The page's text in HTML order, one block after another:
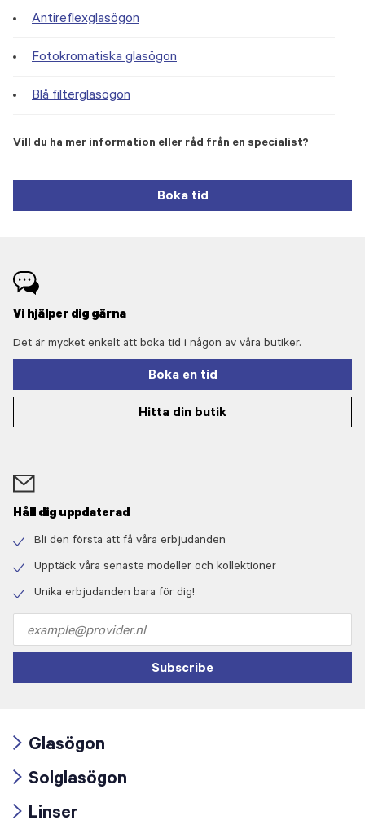
Antireflexglasögon
Fotokromatiska glasögon
Blå filterglasögon
Vill du ha mer information eller råd från en specialist?
Boka tid
Vi hjälper dig gärna
Det är mycket enkelt att boka tid i någon av våra butiker.
Boka en tid
Hitta din butik
Håll dig uppdaterad
icon
Bli den första att få våra erbjudanden
icon
Upptäck våra senaste modeller och kollektioner
Unika erbjudanden bara för dig!
address
Subscribe
icon
Glasögon
icon
Solglasögon
Linser